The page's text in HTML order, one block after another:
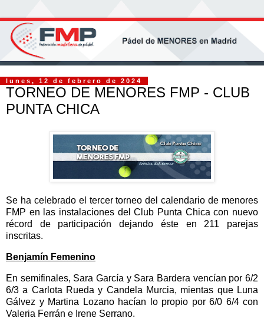
lunes, 12 de febrero de 2024
TORNEO DE MENORES FMP - CLUB
PUNTA CHICA
Se ha celebrado el tercer torneo del calendario de menores
FMP en las instalaciones del Club Punta Chica con nuevo
récord de participación dejando éste en 211 parejas
inscritas.
Benjamín Femenino
En semifinales, Sara García y Sara Bardera vencían por 6/2
6/3 a Carlota Rueda y Candela Murcia, mientas que Luna
Gálvez y Martina Lozano hacían lo propio por 6/0 6/4 con
Valeria Ferrán e Irene Serrano.